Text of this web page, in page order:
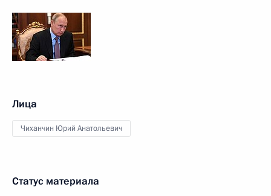
Лица
Чиханчин Юрий Анатольевич
Статус материала